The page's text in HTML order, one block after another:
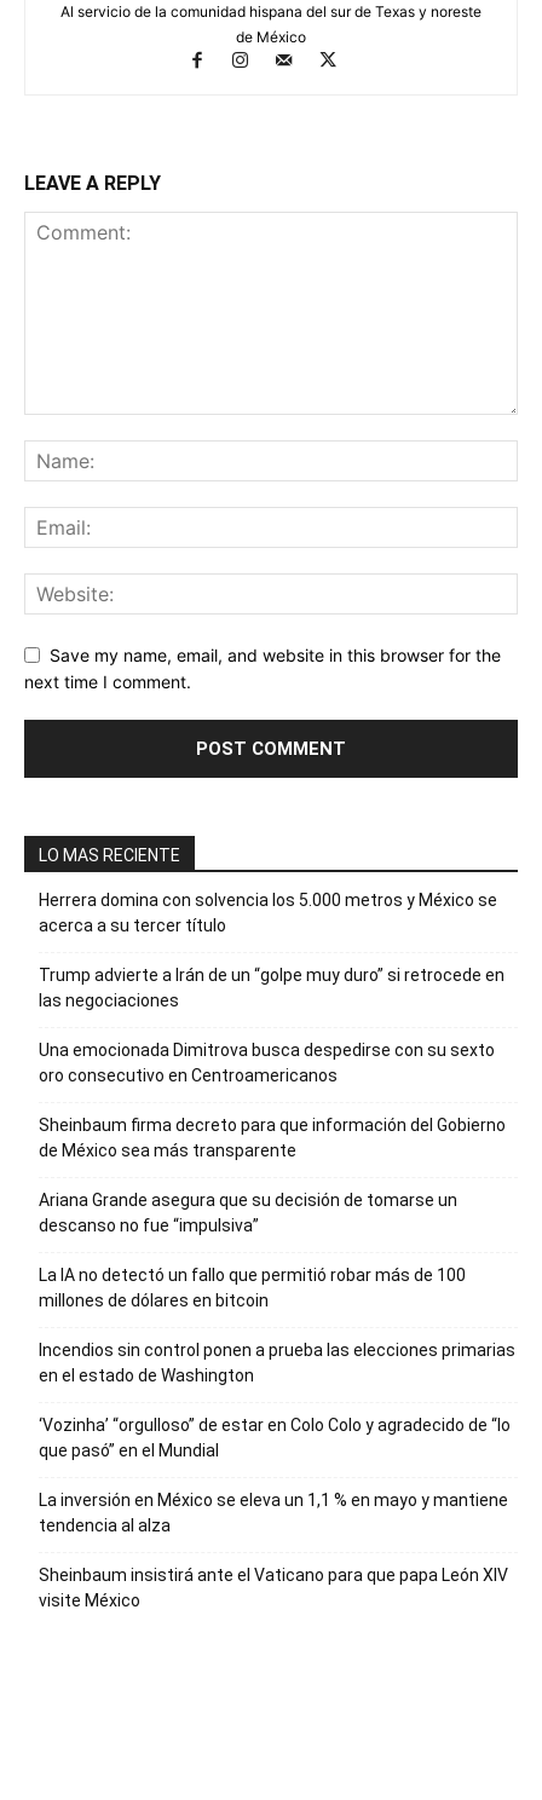
Al servicio de la comunidad hispana del sur de Texas y noreste
de México
LEAVE A REPLY
Save my name, email, and website in this browser for the
next time I comment.
LO MAS RECIENTE
Herrera domina con solvencia los 5.000 metros y México se
acerca a su tercer título
Trump advierte a Irán de un “golpe muy duro” si retrocede en
las negociaciones
Una emocionada Dimitrova busca despedirse con su sexto
oro consecutivo en Centroamericanos
Sheinbaum firma decreto para que información del Gobierno
de México sea más transparente
Ariana Grande asegura que su decisión de tomarse un
descanso no fue “impulsiva”
La IA no detectó un fallo que permitió robar más de 100
millones de dólares en bitcoin
Incendios sin control ponen a prueba las elecciones primarias
en el estado de Washington
‘Vozinha’ “orgulloso” de estar en Colo Colo y agradecido de “lo
que pasó” en el Mundial
La inversión en México se eleva un 1,1 % en mayo y mantiene
tendencia al alza
Sheinbaum insistirá ante el Vaticano para que papa León XIV
visite México